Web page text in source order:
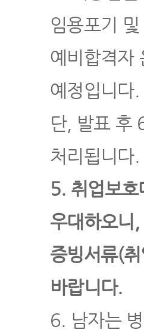
임용포기
예비합격자
예정입니다.
단, 발표 후
처리됩니다.
5. 취업보호
우대하오니 ,
증빙서류(
바랍니다.
6. 남자는